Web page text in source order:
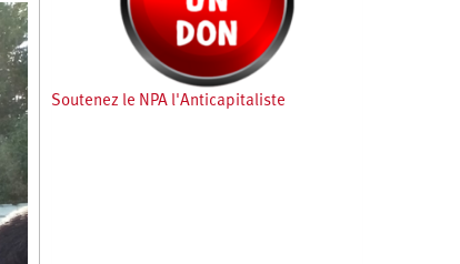
Soutenez le NPA l'Anticapitaliste